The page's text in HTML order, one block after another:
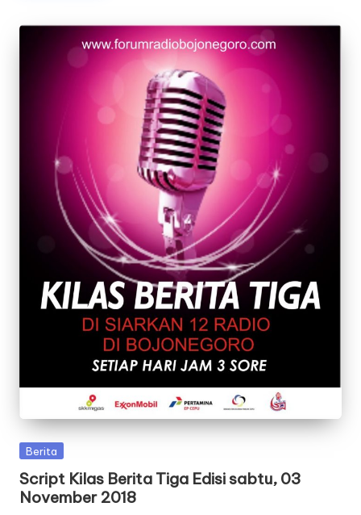
Posted
Berita
Script Kilas Berita Tiga Edisi sabtu, 03
November 2018